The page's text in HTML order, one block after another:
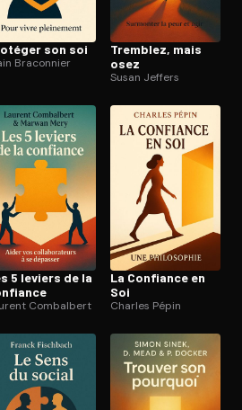
photo, pointe sur le code. C'est gratuit à
son soi
Braconnier
Tremblez, mais
osez
Susan Jeffers
5 leviers de la
Combalbert
La Confiance en
Soi
Charles Pépin